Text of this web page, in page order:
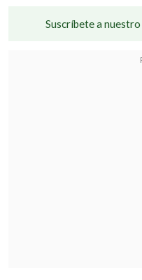
Suscríbete a nuestro